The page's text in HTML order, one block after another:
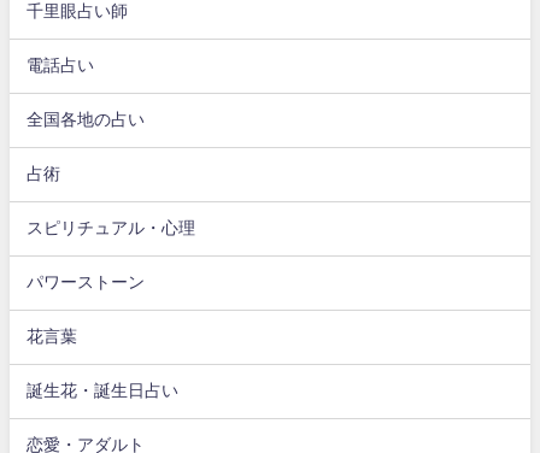
千里眼占い師
電話占い
全国各地の占い
占術
スピリチュアル・心理
パワーストーン
花言葉
誕生花・誕生日占い
恋愛・アダルト